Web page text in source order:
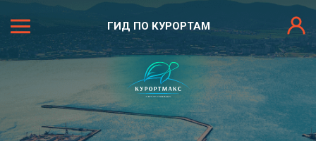
ГИД ПО КУРОРТАМ